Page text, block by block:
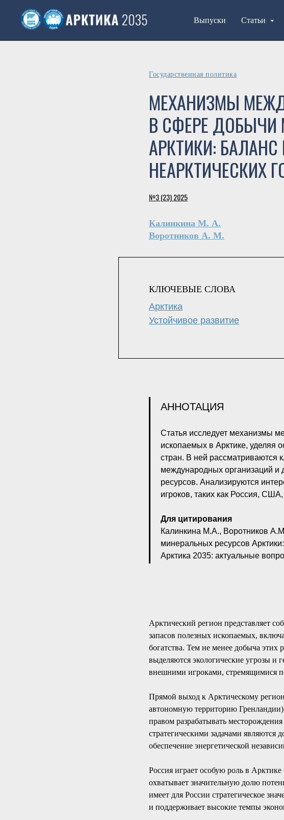
Выпуски Статьи
Государственная политика
МЕХАНИЗМЫ
В СФЕРЕ ДОБЫЧИ
АРКТИКИ:
НЕАРКТИЧЕСКИХ
№3 (23) 2025
Калинкина М. А.
Воротников А. М.
КЛЮЧЕВЫЕ СЛОВА
Арктика
Устойчивое развитие
АННОТАЦИЯ
Статья исследует механизмы
ископаемых в Арктике, уделяя
стран. В ней рассматриваются
международных организаций и
ресурсов. Анализируются
игроков, таких как Россия,
Для цитирования
Калинкина М.А., Воротников
минеральных ресурсов
Арктика 2035: актуальные
Арктический регион представляет
запасов полезных ископаемых,
богатства. Тем не менее добыча
выделяются экологические угрозы и
внешними игроками, стремящимися
Прямой выход к Арктическому
автономную территорию
правом разрабатывать
стратегическими задачами являются
обеспечение энергетической
Россия играет особую роль в
охватывает значительную долю
имеет для России стратегическое
и поддерживает высокие темпы